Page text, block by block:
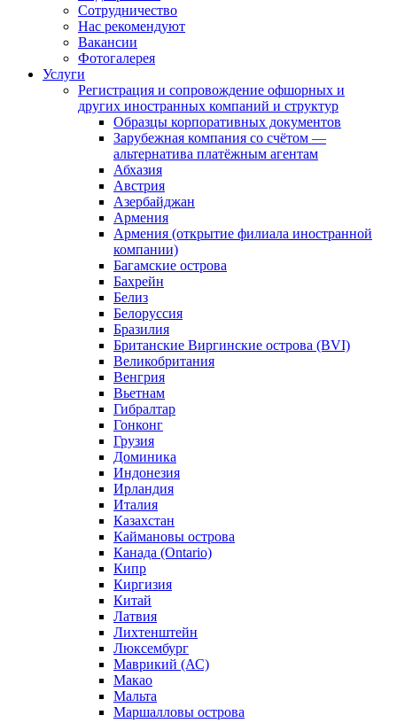
Сотрудничество
Нас рекомендуют
Вакансии
Фотогалерея
Услуги
Регистрация и сопровождение офшорных и
других иностранных компаний и структур
Образцы корпоративных документов
Зарубежная компания со счётом —
альтернатива платёжным агентам
Абхазия
Австрия
Азербайджан
Армения
Армения (открытие филиала иностранной
компании)
Багамские острова
Бахрейн
Белиз
Белоруссия
Бразилия
Британские Виргинские острова (BVI)
Великобритания
Венгрия
Вьетнам
Гибралтар
Гонконг
Грузия
Доминика
Индонезия
Ирландия
Италия
Казахстан
Каймановы острова
Канада (Ontario)
Кипр
Киргизия
Китай
Латвия
Лихтенштейн
Люксембург
Маврикий (АС)
Макао
Мальта
Маршалловы острова